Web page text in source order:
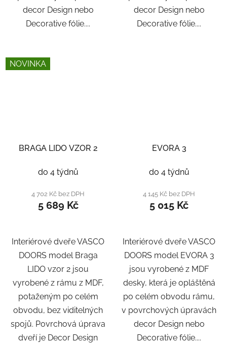
decor Design nebo
Decorative fólie....
decor Design nebo
Decorative fólie....
NOVINKA
BRAGA LIDO VZOR 2
do 4 týdnů
4 702 Kč bez DPH
5 689 Kč
Interiérové dveře VASCO
DOORS model Braga
LIDO vzor 2 jsou
vyrobené z rámu z MDF,
potaženým po celém
obvodu, bez viditelných
spojů. Povrchová úprava
dveří je Decor Design
EVORA 3
do 4 týdnů
4 145 Kč bez DPH
5 015 Kč
Interiérové dveře VASCO
DOORS model EVORA 3
jsou vyrobené z MDF
desky, která je opláštěná
po celém obvodu rámu,
v povrchových úpravách
decor Design nebo
Decorative fólie....